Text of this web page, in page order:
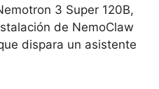
3 Super 120B,
de NemoClaw
dispara un asistente